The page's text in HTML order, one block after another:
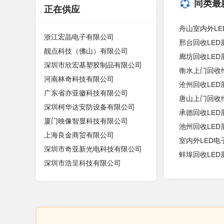
正在供应
浙江宏晶电子有限公司
靓点科技（佛山）有限公司
深圳市欣宏基塑胶制品有限公司
河南林奇科技有限公司
广东省亦亚徽科技有限公司
深圳柯华达安防设备有限公司
厦门映像智显科技有限公司
上海良金商贸有限公司
深圳市奇亚新光电科技有限公司
深圳市浩呈科技有限公司
同类
舟山室内外
邢台回收LED
廊坊回收LED
衡水上门回收
沧州回收LED
唐山上门回收
承德回收LED
池州回收LED
室内外LED电
蚌埠回收LED